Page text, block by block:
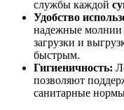
службы каждой
Удобство
надежные молнии
загрузки и
быстрым.
Гигиеничность:
позволяют
санитарные